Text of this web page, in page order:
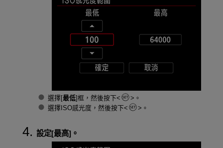
選擇[最低]框，然後按下
。
選擇ISO感光度，然後按下
。
設定[最高]。